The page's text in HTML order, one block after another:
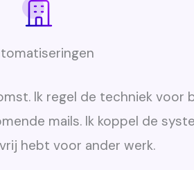
Ik regel de techniek
mails. Ik koppel de
hebt voor ander werk.